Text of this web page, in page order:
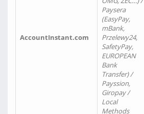
AccountInstant.com
Paysera
(EasyPay,
mBank,
Przelewy24,
SafetyPay,
EUROPEAN
Bank
Transfer) /
Payssion,
Giropay /
Local
Methods